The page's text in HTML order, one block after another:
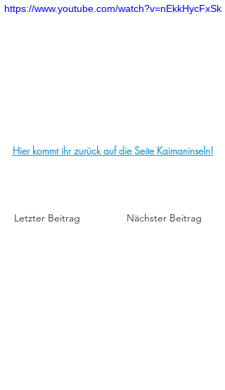
https://www.youtube.com/watch?v=nEkkHycFxSk
Hier kommt ihr zurück auf die Seite Kaimaninseln!
Letzter Beitrag Nächster Beitrag